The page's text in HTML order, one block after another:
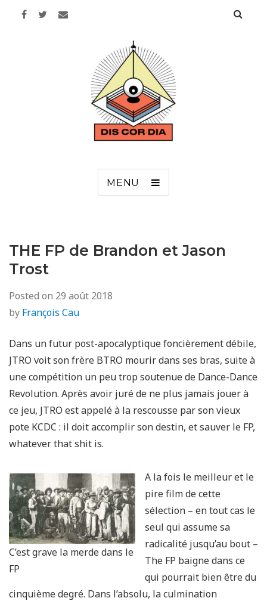
MENU
THE FP de Brandon et Jason
Trost
Posted on 29 août 2018
by François Cau
Dans un futur post-apocalyptique foncièrement débile,
JTRO voit son frère BTRO mourir dans ses bras, suite à
une compétition un peu trop soutenue de Dance-Dance
Revolution. Après avoir juré de ne plus jamais jouer à
ce jeu, JTRO est appelé à la rescousse par son vieux
pote KCDC : il doit accomplir son destin, et sauver le FP,
whatever that shit is.
C’est grave la merde dans le
FP
A la fois le meilleur et le
pire film de cette
sélection – en tout cas le
seul qui assume sa
radicalité jusqu’au bout –
The FP baigne dans ce
qui pourrait bien être du
cinquième degré. Dans l’absolu, la culmination